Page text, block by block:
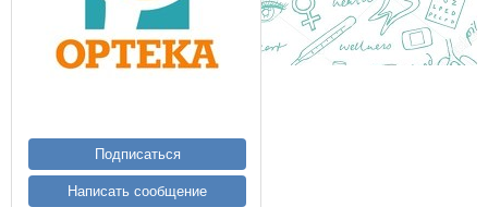
Подписаться
Написать сообщение